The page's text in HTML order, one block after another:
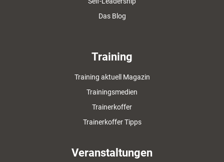
Das Blog
Training
Training aktuell Magazin
Trainingsmedien
Trainerkoffer
Trainerkoffer Tipps
Veranstaltungen